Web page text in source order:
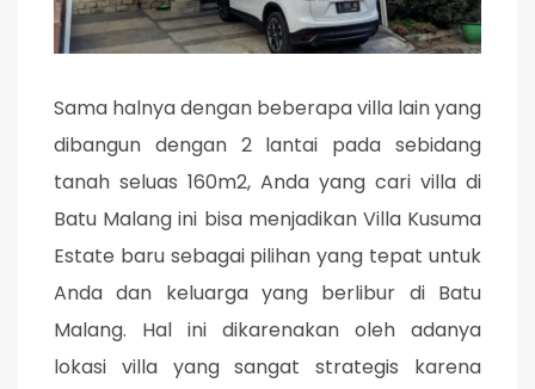
Sama halnya dengan beberapa villa lain yang
dibangun dengan 2 lantai pada sebidang
tanah seluas 160m2, Anda yang cari villa di
Batu Malang ini bisa menjadikan Villa Kusuma
Estate baru sebagai pilihan yang tepat untuk
Anda dan keluarga yang berlibur di Batu
Malang. Hal ini dikarenakan oleh adanya
lokasi villa yang sangat strategis karena